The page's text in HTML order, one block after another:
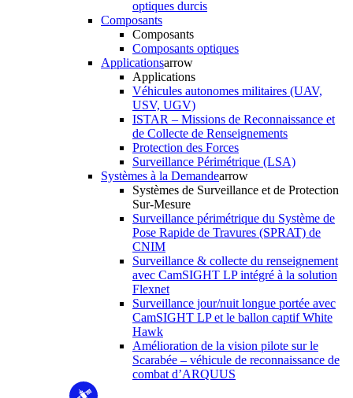
optiques durcis
Composants
Composants
Composants optiques
Applicationsarrow
Applications
Véhicules autonomes militaires (UAV,
USV, UGV)
ISTAR – Missions de Reconnaissance et
de Collecte de Renseignements
Protection des Forces
Surveillance Périmétrique (LSA)
Systèmes à la Demandearrow
Systèmes de Surveillance et de Protection
Sur-Mesure
Surveillance périmétrique du Système de
Pose Rapide de Travures (SPRAT) de
CNIM
Surveillance & collecte du renseignement
avec CamSIGHT LP intégré à la solution
Flexnet
Surveillance jour/nuit longue portée avec
CamSIGHT LP et le ballon captif White
Hawk
Amélioration de la vision pilote sur le
Scarabée – véhicule de reconnaissance de
combat d’ARQUUS